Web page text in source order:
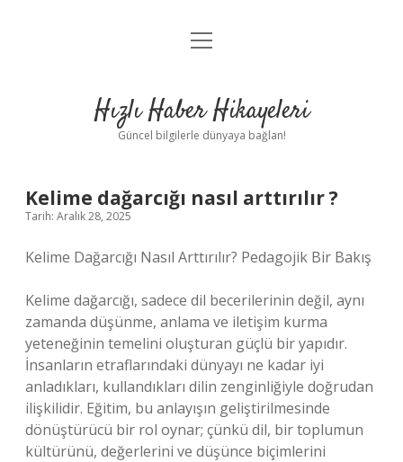
Anasayfa
Yasal Uyarı
menüyü
Hızlı Haber Hikayeleri
Güncel bilgilerle dünyaya bağlan!
Kelime dağarcığı nasıl arttırılır ?
Tarih: Aralık 28, 2025
Kelime Dağarcığı Nasıl Arttırılır? Pedagojik Bir Bakış
Kelime dağarcığı, sadece dil becerilerinin değil, aynı
zamanda düşünme, anlama ve iletişim kurma
yeteneğinin temelini oluşturan güçlü bir yapıdır.
İnsanların etraflarındaki dünyayı ne kadar iyi
anladıkları, kullandıkları dilin zenginliğiyle doğrudan
ilişkilidir. Eğitim, bu anlayışın geliştirilmesinde
dönüştürücü bir rol oynar; çünkü dil, bir toplumun
kültürünü, değerlerini ve düşünce biçimlerini